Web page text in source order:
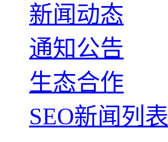
新闻动态
通知公告
生态合作
SEO新闻列表